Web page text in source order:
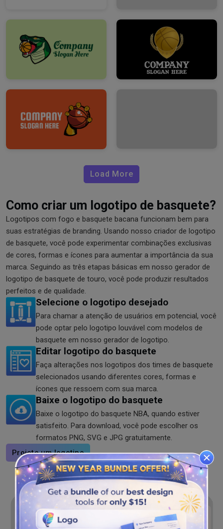
Load More
Como criar um logotipo de basquete?
Logotipos com fogo e basquete bacana funcionam bem para
suas estratégias de branding. Usando nosso criador de logotipo
de basquete, você pode experimentar combinações exclusivas
de cores, formas e ícones para aumentar a importância da sua
marca. Seguindo as três etapas básicas em nosso gerador de
logotipo de basquete de touro, você pode produzir resultados
perfeitos e de qualidade.
Selecione o logotipo desejado
Para chamar a atenção de usuários em potencial, você
pode optar pelo logotipo louvável com modelos de
basquete em nosso gerador de logotipo.
Editar logotipo do basquete
Faça alterações nos logotipos dos times de basquete
selecionados usando diferentes cores, formas e
ícones que ressoem com sua marca.
Baixe o logotipo do basquete
Baixe o logotipo do basquete NBA, quando estiver
satisfeito. Para download, você pode escolher os
formatos PNG, SVG e JPG gratuitamente.
Projete um logotipo